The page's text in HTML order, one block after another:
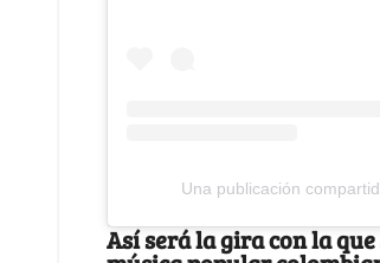
Una publicación
Así será la gira con la